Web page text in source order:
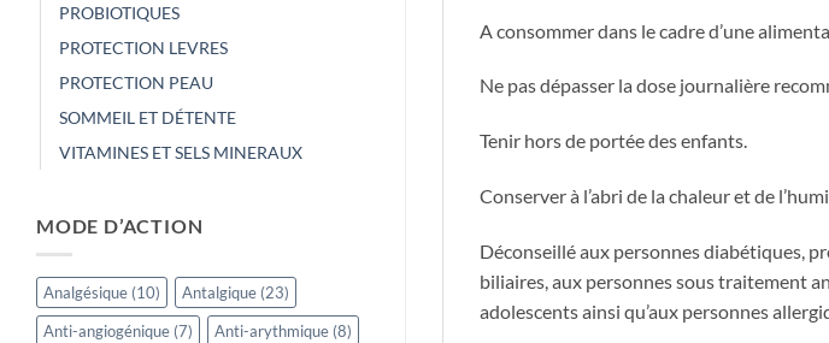
PROBIOTIQUES
PROTECTION LEVRES
PROTECTION PEAU
SOMMEIL ET DÉTENTE
VITAMINES ET SELS MINERAUX
MODE D’ACTION
Analgésique (10) Antalgique (23)
Anti-angiogénique (7) Anti-arythmique (8)
A consommer dans le cadre d’une
Ne pas dépasser la dose journalière
Tenir hors de portée des enfants.
Conserver à l’abri de la chaleur et de
Déconseillé aux personnes diabétiques,
biliaires, aux personnes sous traitement
adolescents ainsi qu’aux personnes